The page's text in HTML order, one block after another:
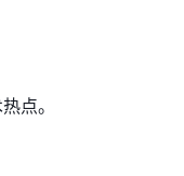
点。